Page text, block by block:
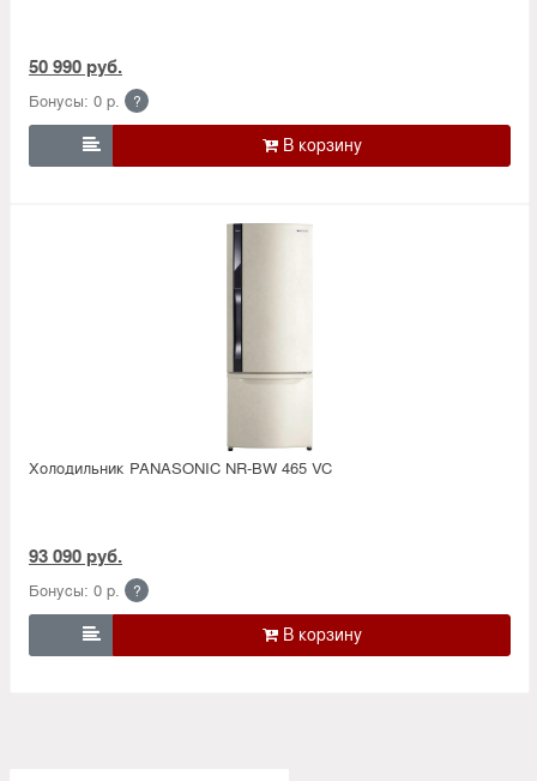
50 990 руб.
Бонусы: 0 р. ?

Холодильник PANASONIC NR-BW 465 VC
93 090 руб.
Бонусы: 0 р. ?
